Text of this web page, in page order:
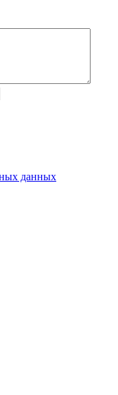
данных